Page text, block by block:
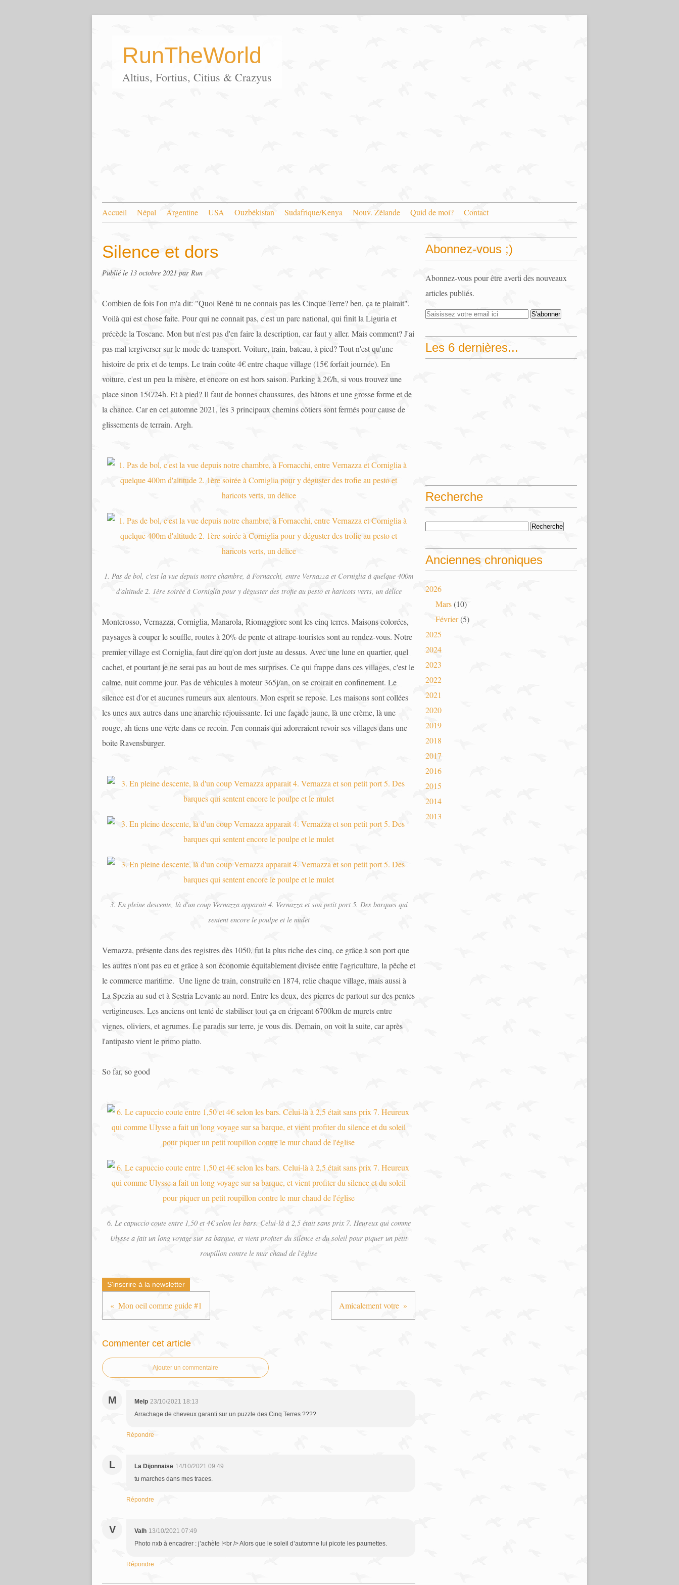
RunTheWorld
Altius, Fortius, Citius & Crazyus
Accueil Népal Argentine USA Ouzbékistan Sudafrique/Kenya Nouv. Zélande Quid de moi? Contact
Silence et dors
Publié le 13 octobre 2021 par Run
Combien de fois l'on m'a dit: "Quoi René tu ne connais pas les Cinque Terre? ben, ça te plairait".
Voilà qui est chose faite. Pour qui ne connait pas, c'est un parc national, qui finit la Liguria et
précède la Toscane. Mon but n'est pas d'en faire la description, car faut y aller. Mais comment? J'ai
pas mal tergiverser sur le mode de transport. Voiture, train, bateau, à pied? Tout n'est qu'une
histoire de prix et de temps. Le train coûte 4€ entre chaque village (15€ forfait journée). En
voiture, c'est un peu la misère, et encore on est hors saison. Parking à 2€/h, si vous trouvez une
place sinon 15€/24h. Et à pied? Il faut de bonnes chaussures, des bâtons et une grosse forme et de
la chance. Car en cet automne 2021, les 3 principaux chemins côtiers sont fermés pour cause de
glissements de terrain. Argh.
1. Pas de bol, c'est la vue depuis notre chambre, à Fornacchi, entre Vernazza et Corniglia à quelque 400m
d'altitude 2. 1ère soirée à Corniglia pour y déguster des trofie au pesto et haricots verts, un délice
Monterosso, Vernazza, Corniglia, Manarola, Riomaggiore sont les cinq terres. Maisons colorées,
paysages à couper le souffle, routes à 20% de pente et attrape-touristes sont au rendez-vous. Notre
premier village est Corniglia, faut dire qu'on dort juste au dessus. Avec une lune en quartier, quel
cachet, et pourtant je ne serai pas au bout de mes surprises. Ce qui frappe dans ces villages, c'est le
calme, nuit comme jour. Pas de véhicules à moteur 365j/an, on se croirait en confinement. Le
silence est d'or et aucunes rumeurs aux alentours. Mon esprit se repose. Les maisons sont collées
les unes aux autres dans une anarchie réjouissante. Ici une façade jaune, là une crème, là une
rouge, ah tiens une verte dans ce recoin. J'en connais qui adoreraient revoir ses villages dans une
boite Ravensburger.
3. En pleine descente, là d'un coup Vernazza apparait 4. Vernazza et son petit port 5. Des barques qui
sentent encore le poulpe et le mulet
Vernazza, présente dans des registres dès 1050, fut la plus riche des cinq, ce grâce à son port que
les autres n'ont pas eu et grâce à son économie équitablement divisée entre l'agriculture, la pêche et
le commerce maritime. Une ligne de train, construite en 1874, relie chaque village, mais aussi à
La Spezia au sud et à Sestria Levante au nord. Entre les deux, des pierres de partout sur des pentes
vertigineuses. Les anciens ont tenté de stabiliser tout ça en érigeant 6700km de murets entre
vignes, oliviers, et agrumes. Le paradis sur terre, je vous dis. Demain, on voit la suite, car après
l'antipasto vient le primo piatto.
So far, so good
6. Le capuccio coute entre 1,50 et 4€ selon les bars. Celui-là à 2,5 était sans prix 7. Heureux qui comme
Ulysse a fait un long voyage sur sa barque, et vient profiter du silence et du soleil pour piquer un petit
roupillon contre le mur chaud de l'église
S'inscrire à la newsletter
Mon oeil comme guide #1 Amicalement votre
Commenter cet article
Ajouter un commentaire
M Melp 23/10/2021 18:13
Arrachage de cheveux garanti sur un puzzle des Cinq Terres ????
Répondre
L La Dijonnaise 14/10/2021 09:49
tu marches dans mes traces.
Répondre
V Valh 13/10/2021 07:49
Photo nxb à encadrer : j’achète !<br /> Alors que le soleil d’automne lui picote les paumettes.
Répondre
Abonnez-vous ;)
Abonnez-vous pour être averti des nouveaux
articles publiés.
Les 6 dernières...
Recherche
Anciennes chroniques
2026
Mars(10)
Février(5)
2025
2024
2023
2022
2021
2020
2019
2018
2017
2016
2015
2014
2013